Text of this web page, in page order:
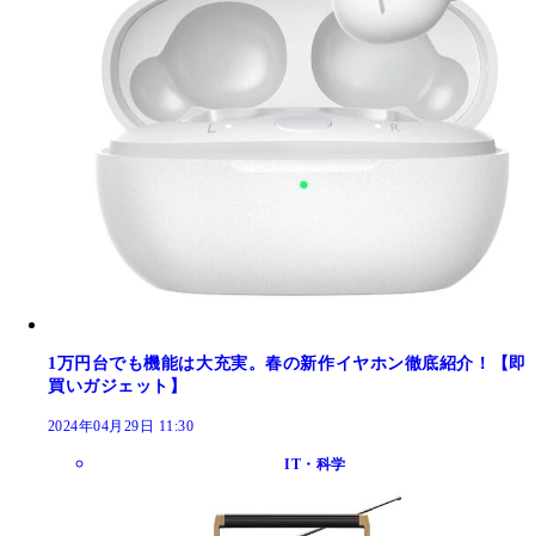
1万円台でも機能は大充実。春の新作イヤホン徹底紹介！【即
買いガジェット】
2024年04月29日 11:30
IT・科学